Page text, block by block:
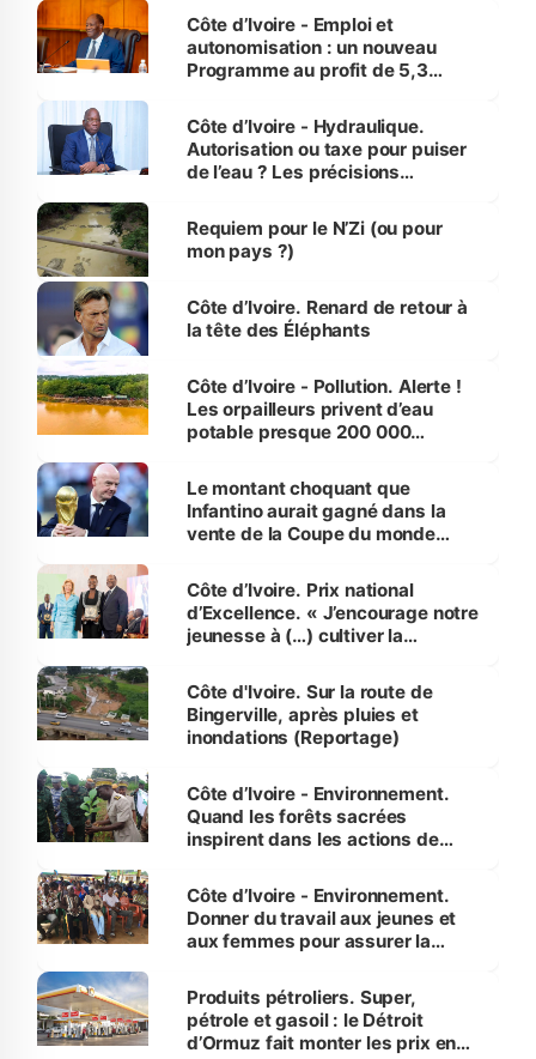
et Yamoussoukro
Côte d’Ivoire - Emploi et
autonomisation : un nouveau
Programme au profit de 5,3
Côte d’Ivoire - Hydraulique.
Autorisation ou taxe pour puiser
de l’eau ? Les précisions
Requiem pour le N’Zi (ou pour
mon pays ?)
Côte d’Ivoire. Renard de retour à
la tête des Éléphants
Côte d’Ivoire - Pollution. Alerte !
Les orpailleurs privent d’eau
potable presque 200 000
Le montant choquant que
Infantino aurait gagné dans la
vente de la Coupe du monde
Côte d’Ivoire. Prix national
d’Excellence. « J’encourage notre
jeunesse à (…) cultiver la
(Alassane Ouattara
Côte d'Ivoire. Sur la route de
Bingerville, après pluies et
inondations (Reportage)
Côte d’Ivoire - Environnement.
Quand les forêts sacrées
inspirent dans les actions de
Côte d’Ivoire - Environnement.
Donner du travail aux jeunes et
aux femmes pour assurer la
menacées
Produits pétroliers. Super,
pétrole et gasoil : le Détroit
d’Ormuz fait monter les prix en